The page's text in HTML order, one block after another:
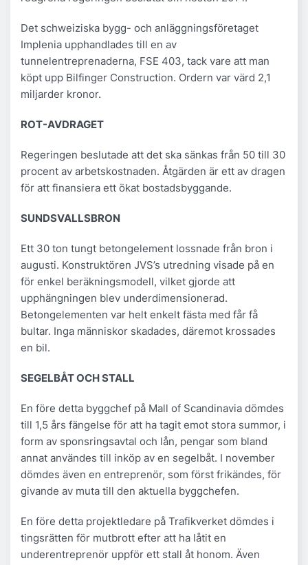
Det schweiziska bygg- och anläggningsföretaget
Implenia upphandlades till en av
tunnelentreprenaderna, FSE 403, tack vare att man
köpt upp Bilfinger Construction. Ordern var värd 2,1
miljarder kronor.
ROT-AVDRAGET
Regeringen beslutade att det ska sänkas från 50 till 30
procent av arbetskostnaden. Åtgärden är ett av dragen
för att finansiera ett ökat bostadsbyggande.
SUNDSVALLSBRON
Ett 30 ton tungt betongelement lossnade från bron i
augusti. Konstruktören JVS’s utredning visade på en
för enkel beräkningsmodell, vilket gjorde att
upphängningen blev underdimensionerad.
Betongelementen var helt enkelt fästa med får få
bultar. Inga människor skadades, däremot krossades
en bil.
SEGELBÅT OCH STALL
En före detta byggchef på Mall of Scandinavia dömdes
till 1,5 års fängelse för att ha tagit emot stora summor, i
form av sponsringsavtal och lån, pengar som bland
annat användes till inköp av en segelbåt. I november
dömdes även en entreprenör, som först frikändes, för
givande av muta till den aktuella byggchefen.
En före detta projektledare på Trafikverket dömdes i
tingsrätten för mutbrott efter att ha låtit en
underentreprenör uppför ett stall åt honom. Även